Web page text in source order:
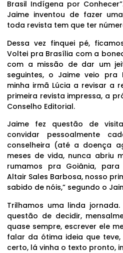
Brasil Indígena por
Jaime inventou de fazer
toda revista tem que ter
Dessa vez finquei pé,
Voltei pra Brasília com a
com a missão de dar um
seguintes, o Jaime veio pra
minha irmã Lúcia a revisar a
primeira revista impressa, a
Conselho Editorial.
Jaime fez questão de
convidar pessoalmente
conselheira (até a doença
meses de vida, nunca abriu
rumamos pra Goiânia,
Altair Sales Barbosa, nosso
sabido de nóis,” segundo o
Trilhamos uma linda
questão de decidir,
quase sempre, escrever ele
falar da ótima ideia que teve,
certo, lá vinha o texto pronto,